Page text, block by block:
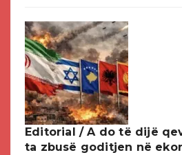
Editorial / A do të dijë
ta zbusë goditjen në